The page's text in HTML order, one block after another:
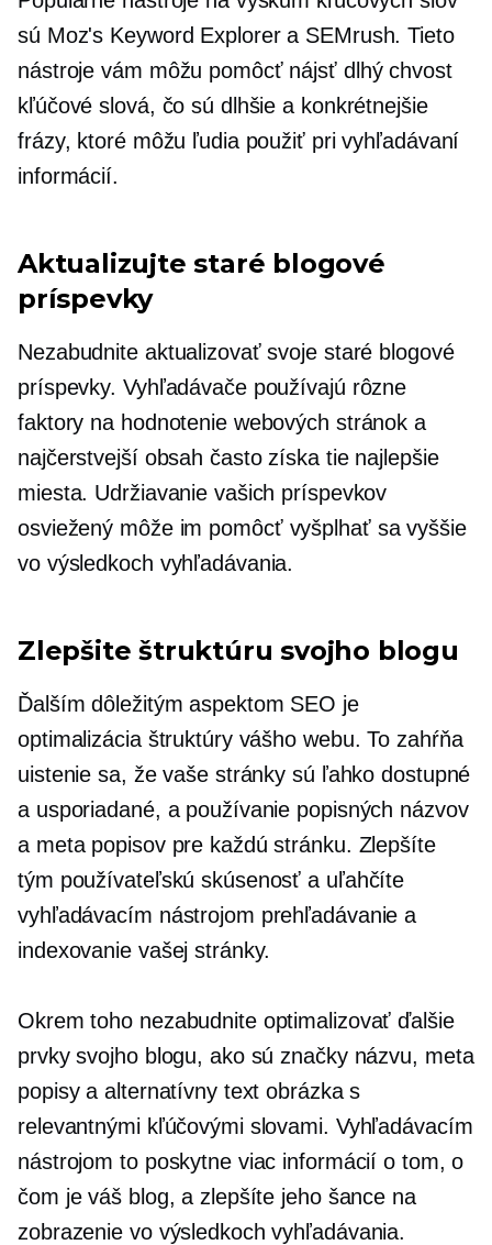
sú Moz's Keyword Explorer a SEMrush. Tieto
nástroje vám môžu pomôcť nájsť dlhý chvost
kľúčové slová, čo sú dlhšie a konkrétnejšie
frázy, ktoré môžu ľudia použiť pri vyhľadávaní
informácií.
Aktualizujte staré blogové
príspevky
Nezabudnite aktualizovať svoje staré blogové
príspevky. Vyhľadávače používajú rôzne
faktory na hodnotenie webových stránok a
najčerstvejší obsah často získa tie najlepšie
miesta. Udržiavanie vašich príspevkov
osviežený môže im pomôcť vyšplhať sa vyššie
vo výsledkoch vyhľadávania.
Zlepšite štruktúru svojho blogu
Ďalším dôležitým aspektom SEO je
optimalizácia štruktúry vášho webu. To zahŕňa
uistenie sa, že vaše stránky sú ľahko dostupné
a usporiadané, a používanie popisných názvov
a meta popisov pre každú stránku. Zlepšíte
tým používateľskú skúsenosť a uľahčíte
vyhľadávacím nástrojom prehľadávanie a
indexovanie vašej stránky.
Okrem toho nezabudnite optimalizovať ďalšie
prvky svojho blogu, ako sú značky názvu, meta
popisy a alternatívny text obrázka s
relevantnými kľúčovými slovami. Vyhľadávacím
nástrojom to poskytne viac informácií o tom, o
čom je váš blog, a zlepšíte jeho šance na
zobrazenie vo výsledkoch vyhľadávania.